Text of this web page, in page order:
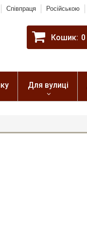
Співпраця Російською
Кошик: 0
Для вулиці